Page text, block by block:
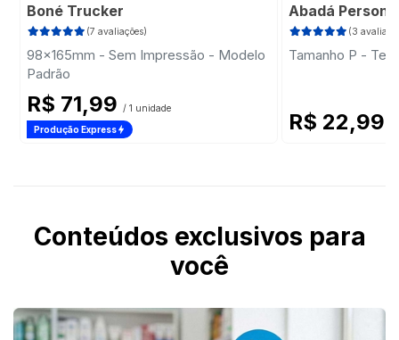
Boné Trucker
(7 avaliações)
98x165mm - Sem Impressão - Modelo
Padrão
R$ 71,99 / 1 unidade
Produção Express
Abadá
(3
Tamanho P -
R$ 22,99
Conteúdos exclusivos para
você